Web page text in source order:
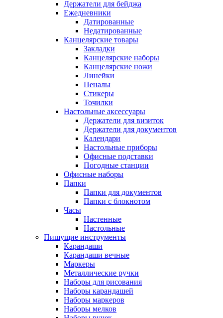
Держатели для бейджа
Ежедневники
Датированные
Недатированные
Канцелярские товары
Закладки
Канцелярские наборы
Канцелярские ножи
Линейки
Пеналы
Стикеры
Точилки
Настольные аксессуары
Держатели для визиток
Держатели для документов
Календари
Настольные приборы
Офисные подставки
Погодные станции
Офисные наборы
Папки
Папки для документов
Папки с блокнотом
Часы
Настенные
Настольные
Пишущие инструменты
Карандаши
Карандаши вечные
Маркеры
Металлические ручки
Наборы для рисования
Наборы карандашей
Наборы маркеров
Наборы мелков